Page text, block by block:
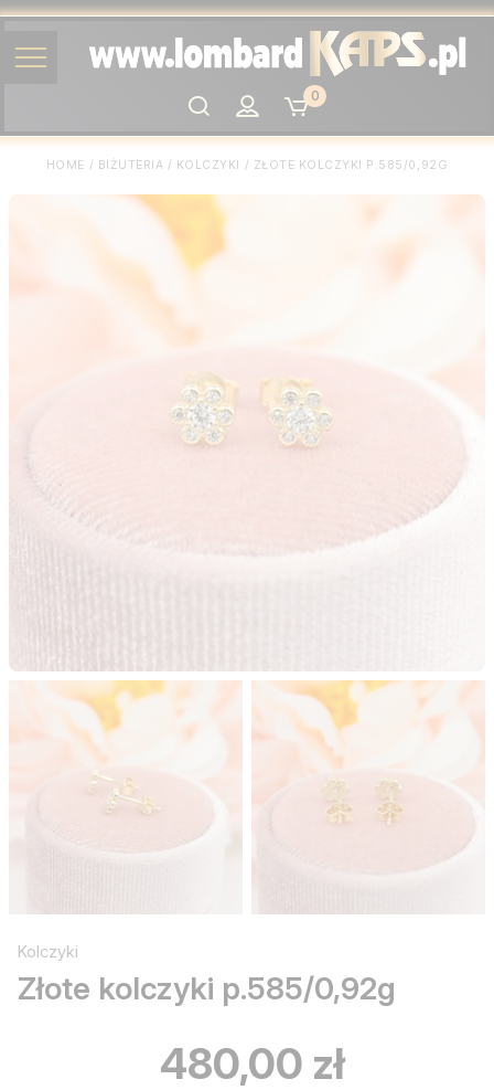
Szukaj
0
HOME / BIŻUTERIA / KOLCZYKI / ZŁOTE KOLCZYKI P.585/0,92G
Kolczyki
Złote kolczyki p.585/0,92g
480,00 zł